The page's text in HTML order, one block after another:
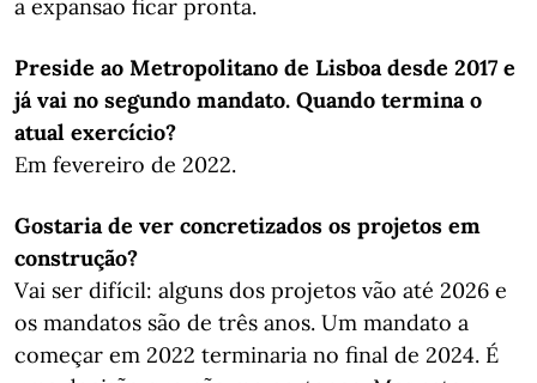
a expansão ficar pronta.
Preside ao Metropolitano de Lisboa desde 2017 e
já vai no segundo mandato. Quando termina o
atual exercício?
Em fevereiro de 2022.
Gostaria de ver concretizados os projetos em
construção?
Vai ser difícil: alguns dos projetos vão até 2026 e
os mandatos são de três anos. Um mandato a
começar em 2022 terminaria no final de 2024. É